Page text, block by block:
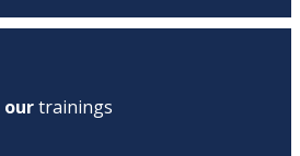
ourtrainings